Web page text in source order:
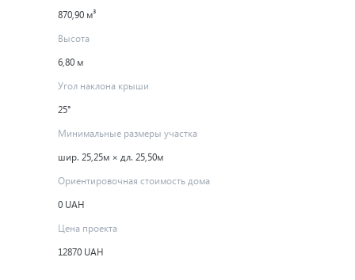
870,90 м³
Высота
6,80 м
Угол наклона крыши
25°
Минимальные размеры участка
шир. 25,25м × дл. 25,50м
Ориентировочная стоимость дома
0 UAH
Цена проекта
12870 UAH